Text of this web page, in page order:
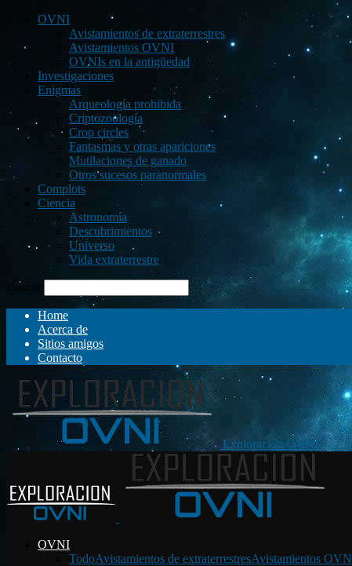
OVNI
Avistamientos de extraterrestres
Avistamientos OVNI
OVNIs en la antigüedad
Investigaciones
Enigmas
Arqueología prohibida
Criptozoología
Crop circles
Fantasmas y otras apariciones
Mutilaciones de ganado
Otros sucesos paranormales
Complots
Ciencia
Astronomía
Descubrimientos
Universo
Vida extraterrestre
Buscar
Home
Acerca de
Sitios amigos
Contacto
Exploración OVNI
OVNI
TodoAvistamientos de extraterrestresAvistamientos